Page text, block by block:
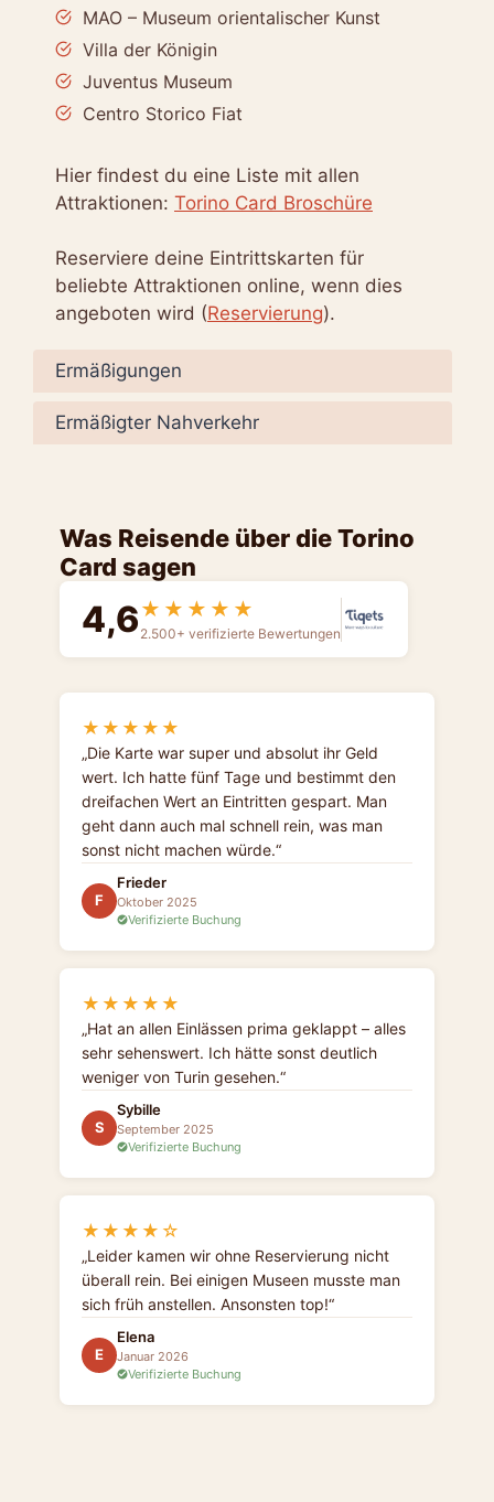
MAO – Museum orientalischer Kunst
Villa der Königin
Juventus Museum
Centro Storico Fiat
Hier findest du eine Liste mit allen
Attraktionen: Torino Card Broschüre
Reserviere deine Eintrittskarten für
beliebte Attraktionen online, wenn dies
angeboten wird (Reservierung).
Ermäßigungen
Ermäßigter Nahverkehr
Was Reisende über die Torino
Card sagen
4,6★★★★★
2.500+ verifizierte Bewertungen
★★★★★
Die Karte war super und absolut ihr Geld
wert. Ich hatte fünf Tage und bestimmt den
dreifachen Wert an Eintritten gespart. Man
geht dann auch mal schnell rein, was man
sonst nicht machen würde.
F
Frieder
Oktober 2025
Verifizierte Buchung
★★★★★
Hat an allen Einlässen prima geklappt – alles
sehr sehenswert. Ich hätte sonst deutlich
weniger von Turin gesehen.
S
Sybille
September 2025
Verifizierte Buchung
★★★★☆
Leider kamen wir ohne Reservierung nicht
überall rein. Bei einigen Museen musste man
sich früh anstellen. Ansonsten top!
E
Elena
Januar 2026
Verifizierte Buchung